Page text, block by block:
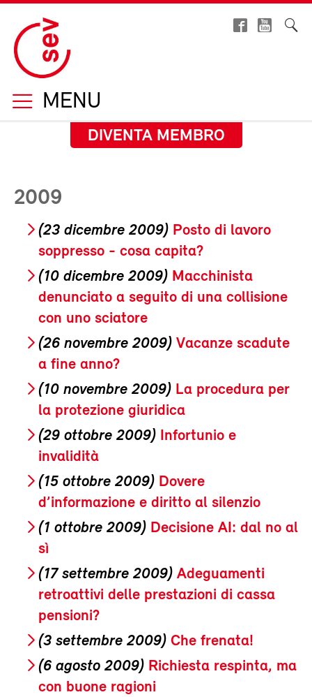
MENU
DIVENTA MEMBRO
2009
(23 dicembre 2009) Posto di lavoro
soppresso - cosa capita?
(10 dicembre 2009) Macchinista
denunciato a seguito di una collisione
con uno sciatore
(26 novembre 2009) Vacanze scadute
a fine anno?
(10 novembre 2009) La procedura per
la protezione giuridica
(29 ottobre 2009) Infortunio e
invalidità
(15 ottobre 2009) Dovere
d’informazione e diritto al silenzio
(1 ottobre 2009) Decisione AI: dal no al
sì
(17 settembre 2009) Adeguamenti
retroattivi delle prestazioni di cassa
pensioni?
(3 settembre 2009) Che frenata!
(6 agosto 2009) Richiesta respinta, ma
con buone ragioni